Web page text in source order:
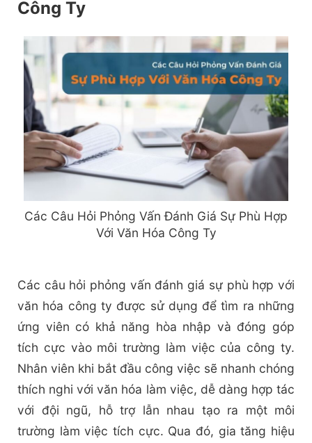
Công Ty
Các Câu Hỏi Phỏng Vấn Đánh Giá Sự Phù Hợp
Với Văn Hóa Công Ty
Các câu hỏi phỏng vấn đánh giá sự phù hợp với
văn hóa công ty được sử dụng để tìm ra những
ứng viên có khả năng hòa nhập và đóng góp
tích cực vào môi trường làm việc của công ty.
Nhân viên khi bắt đầu công việc sẽ nhanh chóng
thích nghi với văn hóa làm việc, dễ dàng hợp tác
với đội ngũ, hỗ trợ lẫn nhau tạo ra một môi
trường làm việc tích cực. Qua đó, gia tăng hiệu